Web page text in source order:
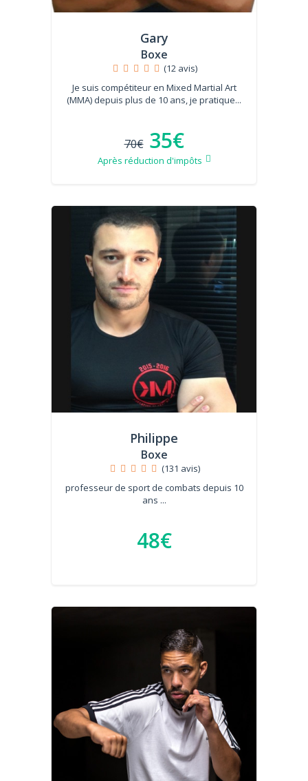
Gary
Boxe
(12 avis)
Je suis compétiteur en Mixed Martial Art
(MMA) depuis plus de 10 ans, je pratique...
70€ 35€
Après réduction d'impôts
Philippe
Boxe
(131 avis)
professeur de sport de combats depuis 10
ans ...
48€